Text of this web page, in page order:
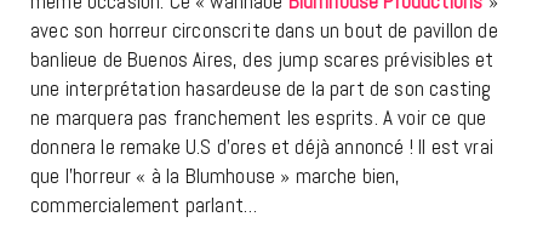
avec son horreur circonscrite dans un bout de pavillon de
banlieue de Buenos Aires, des jump scares prévisibles et
une interprétation hasardeuse de la part de son casting
ne marquera pas franchement les esprits. A voir ce que
donnera le remake U.S d’ores et déjà annoncé ! Il est vrai
que l’horreur « à la Blumhouse » marche bien,
commercialement parlant…